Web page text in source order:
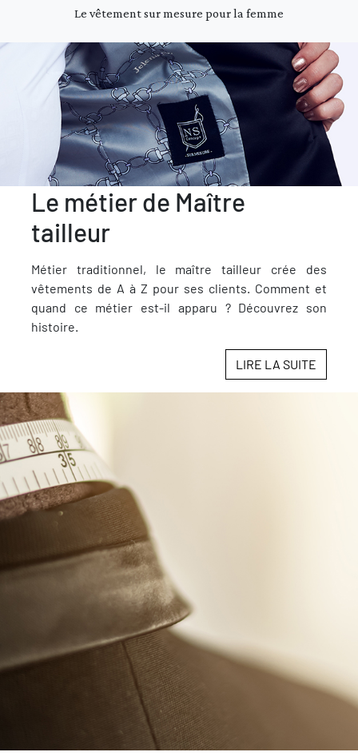
Le vêtement sur mesure pour la femme
Le métier de Maître
tailleur
Métier traditionnel, le maître tailleur crée des
vêtements de A à Z pour ses clients. Comment et
quand ce métier est-il apparu ? Découvrez son
histoire.
LIRE LA SUITE